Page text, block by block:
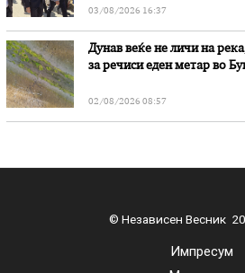
03/08/2026 16:37
Дунав веќе не личи на
за речиси еден метар во
02/08/2026 08:57
© Независен Весник
Импресум